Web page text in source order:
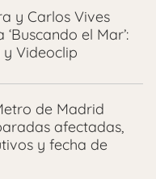
y Carlos Vives
el Mar’:
Videoclip
de Madrid
afectadas,
y fecha de